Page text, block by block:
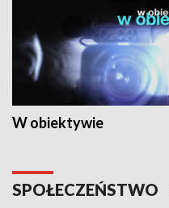
W obiektywie
SPOŁECZEŃSTWO